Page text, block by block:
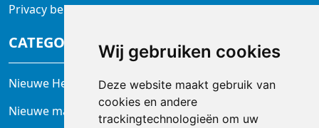
Wij gebruiken cookies
Deze website maakt gebruik van
cookies en andere
trackingtechnologieën om uw
Privacy beleid
CATEGORIEËN
Nieuwe Heftrucks
Nieuwe magazijntrucks